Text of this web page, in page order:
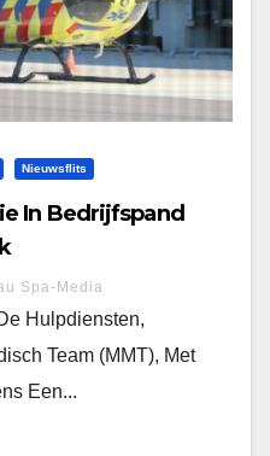
Nieuwsflits
In Bedrijfspand
Spa-Media
Hulpdiensten,
Team (MMT), Met
Een...